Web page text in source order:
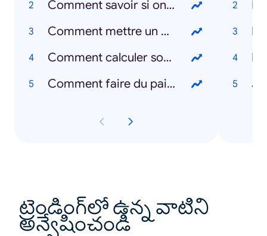
Comment savoir si on a le coronavirus ?
Comment mettre un masque ?
Comment calculer son IMC ?
Comment faire du pain ?
ట్రెండింగ్‌లో ఉన్న వాటిని
అన్వేషించండి